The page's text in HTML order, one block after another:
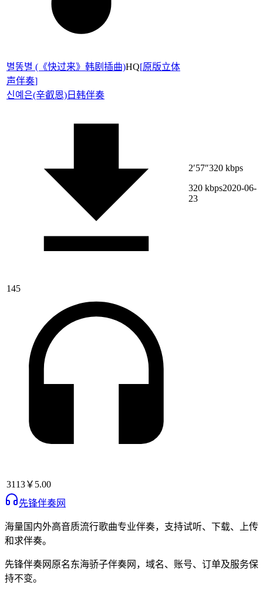
별똥별 (《快过来》韩剧插曲)HQ[原版立体
声伴奏]
신예은(辛叡恩) 日韩伴奏
145
3113￥5.00
2′57″320 kbps
320 kbps2020-06-
23
先锋伴奏网
海量国内外高音质流行歌曲专业伴奏，支持试听、下载、上传
和求伴奏。
先锋伴奏网 原名东海骄子伴奏网 ，域名、账号、订单及服务保
持不变。